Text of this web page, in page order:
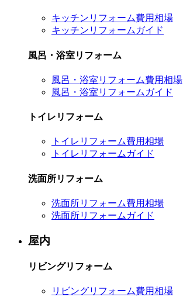
キッチンリフォーム費用相場
キッチンリフォームガイド
風呂・浴室リフォーム
風呂・浴室リフォーム費用相場
風呂・浴室リフォームガイド
トイレリフォーム
トイレリフォーム費用相場
トイレリフォームガイド
洗面所リフォーム
洗面所リフォーム費用相場
洗面所リフォームガイド
屋内
リビングリフォーム
リビングリフォーム費用相場